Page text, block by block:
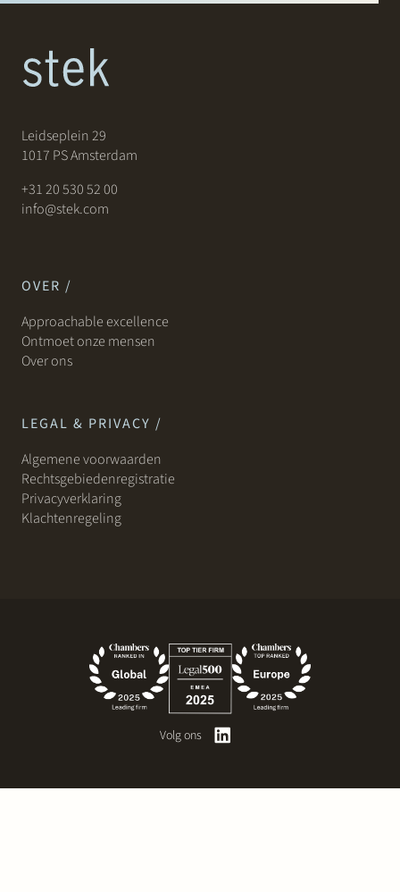
Leidseplein 29
1017 PS Amsterdam
+31 20 530 52 00
info@stek.com
OVER /
Approachable excellence
Ontmoet onze mensen
Over ons
LEGAL & PRIVACY /
Algemene voorwaarden
Rechtsgebiedenregistratie
Privacyverklaring
Klachtenregeling
Volg ons